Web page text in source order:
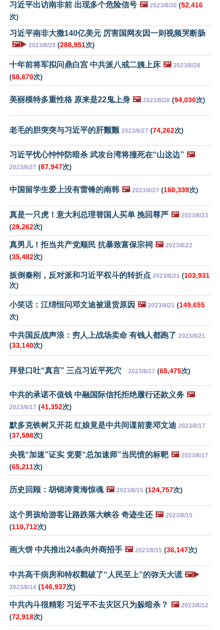
习近平出访南非前 出现多个危险信号 🖼️ 2023/8/30 (52,416
次)
习近平南非大撒140亿美元 厉害国网友因一则视频哭断肠
🖼️▶️ 2023/8/29 (288,951次)
十年前将军拟问鼎白宫 中共派八戒二姨上床 🖼️ 2023/8/28
(68,670次)
美丽模特多重性格 原来是22鬼上身 🖼️ 2023/8/28 (94,030次)
老毛的胆突突与习近平的肝颤颤 2023/8/27 (74,262次)
习近平忧心忡忡防暗杀 武攻台湾将撞死在“山这边” 🖼️
2023/8/27 (87,947次)
中国留学生爱上没有雷锋的南韩 🖼️ 2023/8/27 (160,339次)
真是一只虎！意大利总理替国人买单 挽回尊严 🖼️ 2023/8/23
(29,262次)
真男儿！拒当共产党顺民 抗暴致富保宗祠 🖼️ 2023/8/22
(35,482次)
扳倒秦刚，反对派和习近平权斗的转折点 2023/8/21 (103,931
次)
小笑话：江绵恒问邓文迪被退货原因 🖼️ 2023/8/21 (149,655
次)
中共国反战声浪：穷人上战场卖命 有钱人都跑了 2023/8/21
(33,140次)
拜登口吐“真言” 三点习近平死穴 2023/8/17 (65,475次)
中共的承诺不值钱 中融国际信托拒绝履行还款义务 🖼️
2023/8/17 (41,352次)
默多克铁树又开花 红娘竟是中共间谍前妻邓文迪 2023/8/17
(37,588次)
央视“加速”证实 党要“总加速师”当民愤的标靶 🖼️ 2023/8/17
(65,211次)
历史回顾：胡锦涛黄海惊魂 🖼️ 2023/8/15 (124,757次)
这个男孩给游客让路跌落大峡谷 奇迹生还 🖼️ 2023/8/15
(110,712次)
画大饼 中共推出24条向外商招手 🖼️ 2023/8/15 (36,147次)
中共高干病房和特权戳破了“人民至上”的弥天大谎 🖼️▶️
2023/8/14 (146,937次)
中共内斗很精彩 习近平不去灾区只为躲暗杀？ 🖼️ 2023/8/12
(72,918次)